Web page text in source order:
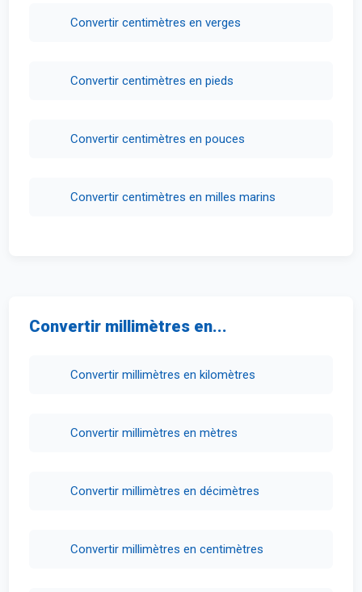
Convertir centimètres en verges
Convertir centimètres en pieds
Convertir centimètres en pouces
Convertir centimètres en milles marins
Convertir millimètres en...
Convertir millimètres en kilomètres
Convertir millimètres en mètres
Convertir millimètres en décimètres
Convertir millimètres en centimètres